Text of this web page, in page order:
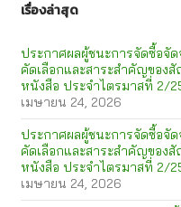
เรื่องล่าสุด
ประกาศผลผู้ชนะการจัดซื้อจั
คัดเลือกและสาระสำคัญของ
หนังสือ ประจำไตรมาสที่ 2/
เมษายน 24, 2026
ประกาศผลผู้ชนะการจัดซื้อจั
คัดเลือกและสาระสำคัญของ
หนังสือ ประจำไตรมาสที่ 2/
เมษายน 24, 2026